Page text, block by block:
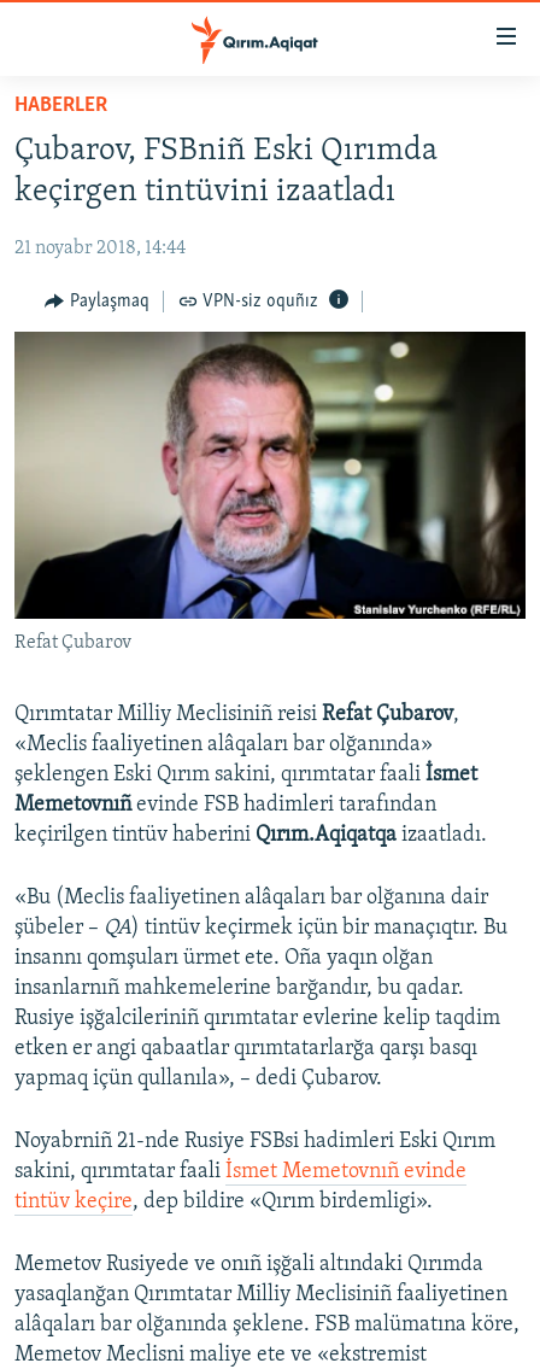
Esas
qaytmaq
Baş
navigatsiyağa
qaytmaq
qaytmaq
HABERLER
SİYASET
İQTİSADİYAT
CEMİYET
MEDENİYET
İNSAN AQLARI
Русский
Українською
RFE/RS bütün saytları
HABERLER
Çubarov, FSBniñ Eski Qırımda
keçirgen tintüvini izaatladı
21 noyabr 2018, 14:44
Paylaşmaq VPN-siz oquñız
Refat Çubarov
Qırımtatar Milliy Meclisiniñ reisi Refat Çubarov,
«Meclis faaliyetinen alâqaları bar olğanında»
şeklengen Eski Qırım sakini, qırımtatar faali İsmet
Memetovnıñevinde FSB hadimleri tarafından
keçirilgen tintüv haberini Qırım.Aqiqatqa izaatladı.
«Bu (Meclis faaliyetinen alâqaları bar olğanına dair
şübeler – QA) tintüv keçirmek içün bir manaçıqtır. Bu
insannı qomşuları ürmet ete. Oña yaqın olğan
insanlarnıñ mahkemelerine barğandır, bu qadar.
Rusiye işğalcileriniñ qırımtatar evlerine kelip taqdim
etken er angi qabaatlar qırımtatarlarğa qarşı basqı
yapmaq içün qullanıla», – dedi Çubarov.
Noyabrniñ 21-nde Rusiye FSBsi hadimleri Eski Qırım
sakini, qırımtatar faali İsmet Memetovnıñ evinde
tintüv keçire, dep bildire «Qırım birdemligi».
Memetov Rusiyede ve onıñ işğali altındaki Qırımda
yasaqlanğan Qırımtatar Milliy Meclisiniñ faaliyetinen
alâqaları bar olğanında şeklene. FSB malümatına köre,
Memetov Meclisni maliye ete ve «ekstremist